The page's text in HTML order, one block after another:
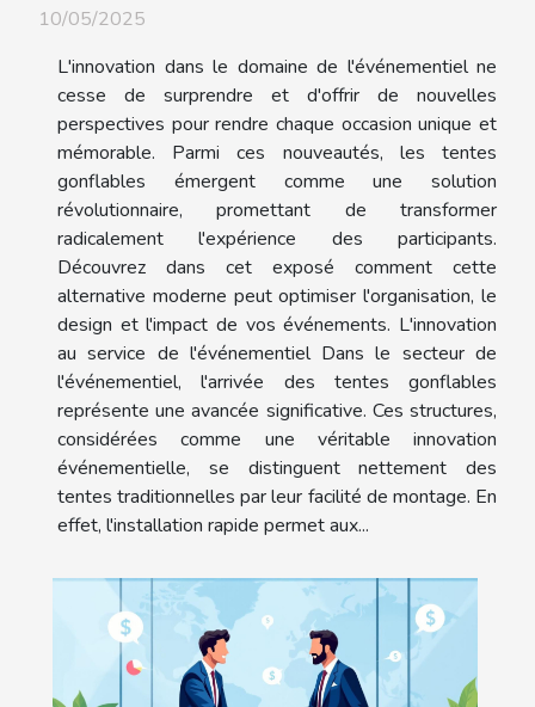
10/05/2025
L'innovation dans le domaine de l'événementiel ne
cesse de surprendre et d'offrir de nouvelles
perspectives pour rendre chaque occasion unique et
mémorable. Parmi ces nouveautés, les tentes
gonflables émergent comme une solution
révolutionnaire, promettant de transformer
radicalement l'expérience des participants.
Découvrez dans cet exposé comment cette
alternative moderne peut optimiser l'organisation, le
design et l'impact de vos événements. L'innovation
au service de l'événementiel Dans le secteur de
l'événementiel, l'arrivée des tentes gonflables
représente une avancée significative. Ces structures,
considérées comme une véritable innovation
événementielle, se distinguent nettement des
tentes traditionnelles par leur facilité de montage. En
effet, l'installation rapide permet aux...